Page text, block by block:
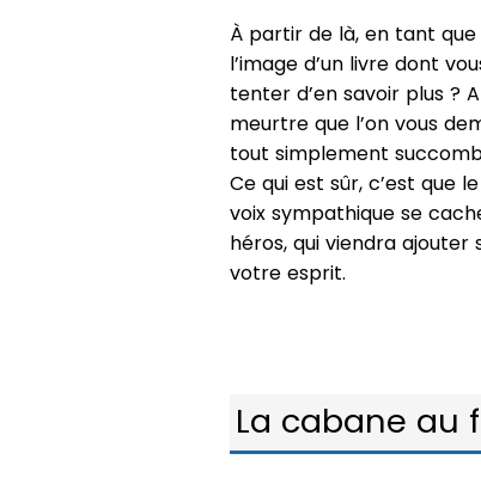
À partir de là, en tant que
l’image d’un livre dont
tenter d’en savoir plus ?
meurtre que l’on vous
tout simplement
Ce qui est sûr, c’est que
voix sympathique se
héros, qui viendra
votre esprit.
La cabane au